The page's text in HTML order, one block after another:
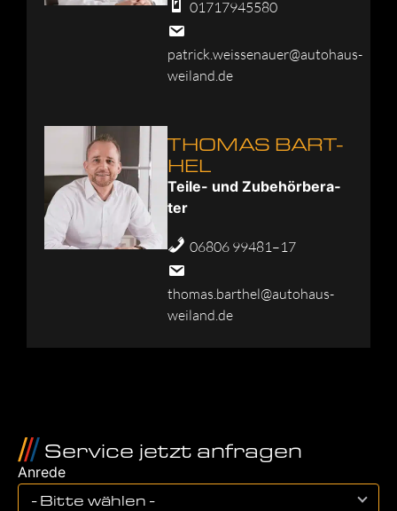
01717945580
patrick.weissenauer@autohaus-
weiland.de
THO­MAS BART­
HEL
Tei­le- und Zube­hör­be­ra­
ter
06806 99481–17
thomas.barthel@autohaus-
weiland.de
Service jetzt anfragen
Anrede
- Bitte wählen -